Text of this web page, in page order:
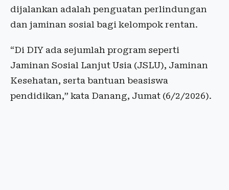
dijalankan adalah penguatan perlindungan
dan jaminan sosial bagi kelompok rentan.
“Di DIY ada sejumlah program seperti
Jaminan Sosial Lanjut Usia (JSLU), Jaminan
Kesehatan, serta bantuan beasiswa
pendidikan,” kata Danang, Jumat (6/2/2026).